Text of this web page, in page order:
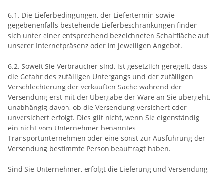
6.1. Die Lieferbedingungen, der Liefertermin sowie
gegebenenfalls bestehende Lieferbeschränkungen finden
sich unter einer entsprechend bezeichneten Schaltfläche auf
unserer Internetpräsenz oder im jeweiligen Angebot.
6.2. Soweit Sie Verbraucher sind, ist gesetzlich geregelt, dass
die Gefahr des zufälligen Untergangs und der zufälligen
Verschlechterung der verkauften Sache während der
Versendung erst mit der Übergabe der Ware an Sie übergeht,
unabhängig davon, ob die Versendung versichert oder
unversichert erfolgt. Dies gilt nicht, wenn Sie eigenständig
ein nicht vom Unternehmer benanntes
Transportunternehmen oder eine sonst zur Ausführung der
Versendung bestimmte Person beauftragt haben.
Sind Sie Unternehmer, erfolgt die Lieferung und Versendung